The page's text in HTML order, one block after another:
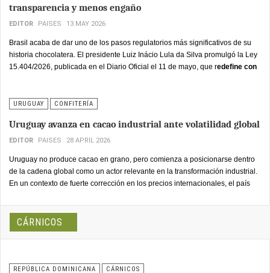
transparencia y menos engaño
EDITOR PAISES 13 MAY 2026
Brasil acaba de dar uno de los pasos regulatorios más significativos de su
historia chocolatera. El presidente Luiz Inácio Lula da Silva promulgó la Ley
15.404/2026, publicada en el Diario Oficial el 11 de mayo, que redefine con
importados— y establece un plazo de 360 días para que la industria se
URUGUAY CONFITERÍA
Uruguay avanza en cacao industrial ante volatilidad global
EDITOR PAISES 28 APRIL 2026
Uruguay no produce cacao en grano, pero comienza a posicionarse dentro
de la cadena global como un actor relevante en la transformación industrial.
En un contexto de fuerte corrección en los precios internacionales, el país
aunque la volatilidad del mercado obliga a una lectura estratégica y
cautelosa por parte de la industria alimentaria.
CÁRNICOS
REPÚBLICA DOMINICANA CÁRNICOS